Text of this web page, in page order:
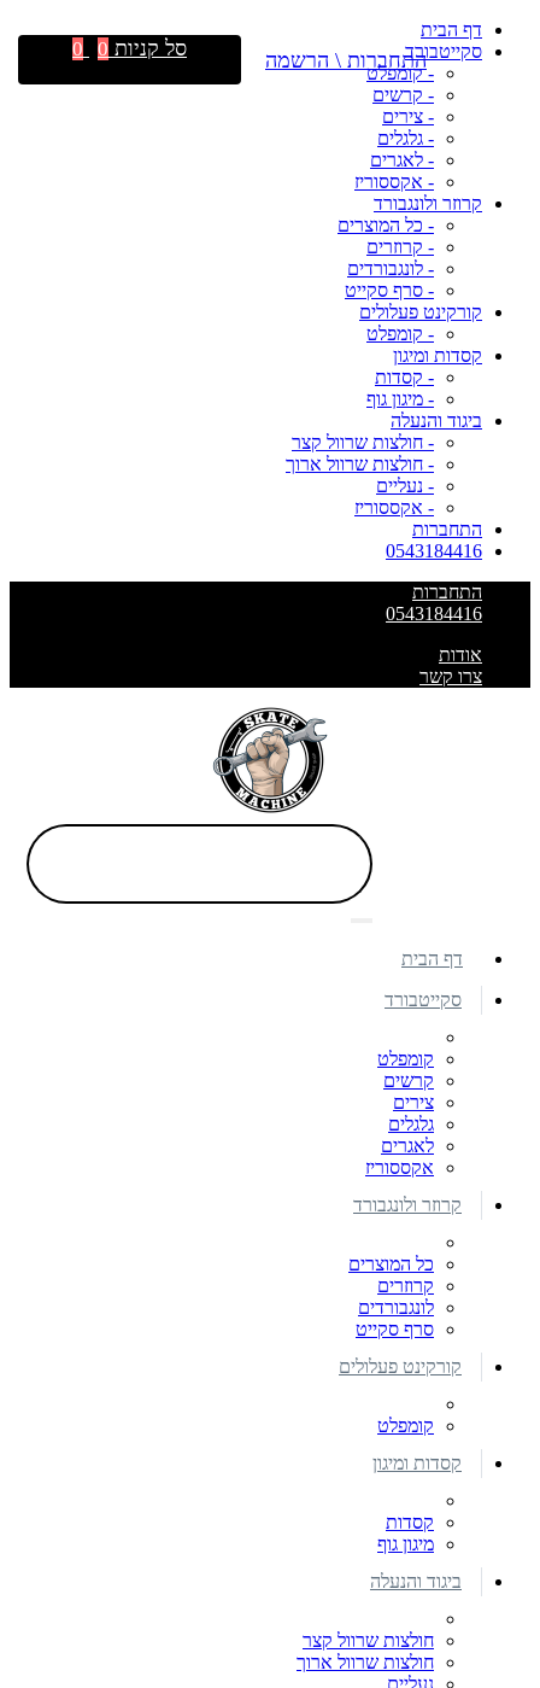
דף הבית
סקייטבורד
- קומפלט
- קרשים
- צירים
- גלגלים
- לאגרים
- אקססוריז
קרוזר ולונגבורד
- כל המוצרים
- קרוזרים
- לונגבורדים
- סרף סקייט
קורקינט פעלולים
- קומפלט
קסדות ומיגון
- קסדות
- מיגון גוף
ביגוד והנעלה
- חולצות שרוול קצר
- חולצות שרוול ארוך
- נעליים
- אקססוריז
התחברות
0543184416
התחברות
0543184416
אודות
צרו קשר
התחברות \ הרשמה סל קניות 0
0
דף הבית
סקייטבורד
קומפלט
קרשים
צירים
גלגלים
לאגרים
אקססוריז
קרוזר ולונגבורד
כל המוצרים
קרוזרים
לונגבורדים
סרף סקייט
קורקינט פעלולים
קומפלט
קסדות ומיגון
קסדות
מיגון גוף
ביגוד והנעלה
חולצות שרוול קצר
חולצות שרוול ארוך
נעליים